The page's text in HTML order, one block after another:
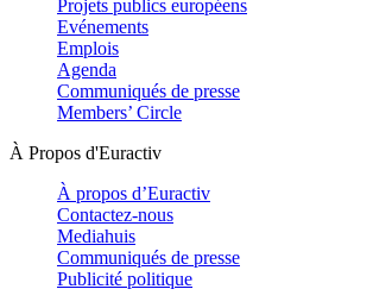
Projets publics européens
Evénements
Emplois
Agenda
Communiqués de presse
Members’ Circle
À Propos d'Euractiv
À propos d’Euractiv
Contactez-nous
Mediahuis
Communiqués de presse
Publicité politique